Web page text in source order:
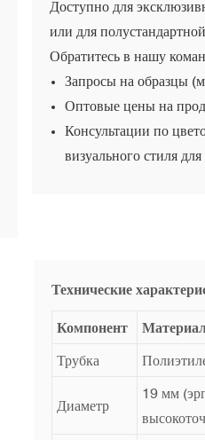
Доступно для
или для
Обратитесь в нашу
Запросы на образцы
Оптовые цены на
Консультации по
визуального стиля
Технические
Компонент
Трубка
Диаметр
19 мм